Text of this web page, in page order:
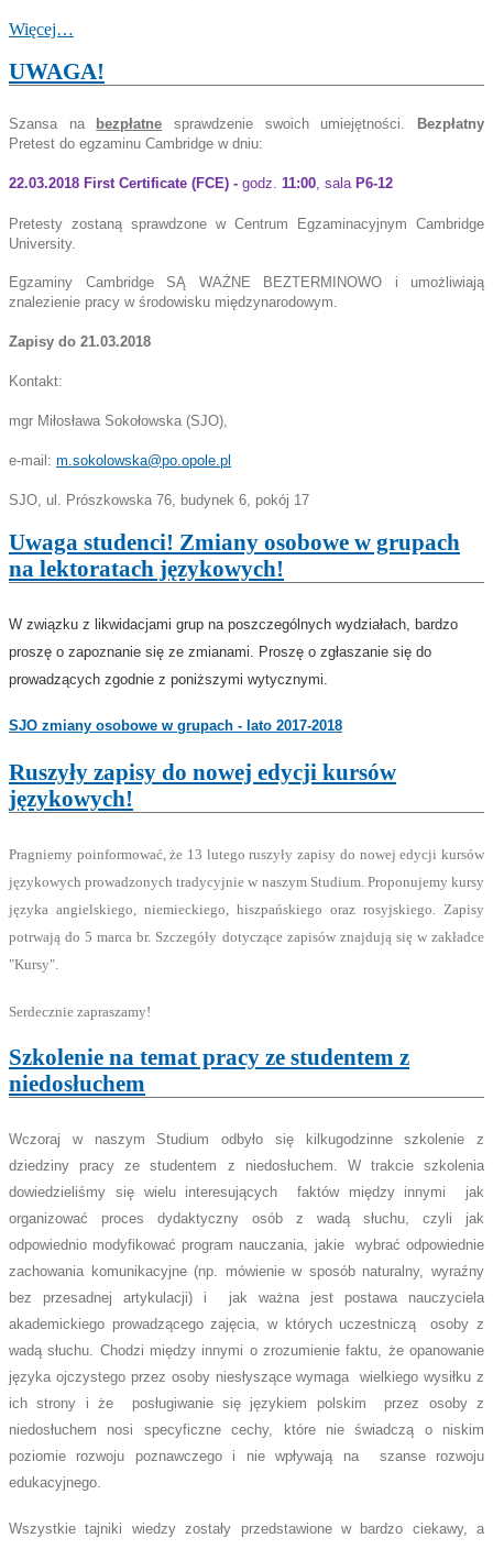
Więcej…
UWAGA!
Szansa na bezpłatne sprawdzenie swoich umiejętności.
Bezpłatny
Pretest do egzaminu Cambridge w dniu:
22.03.2018 First Certificate (FCE) - godz. 11:00, sala P6-12
Pretesty zostaną sprawdzone w Centrum Egzaminacyjnym Cambridge
University.
Egzaminy Cambridge SĄ WAŻNE BEZTERMINOWO i umożliwiają
znalezienie pracy w środowisku międzynarodowym.
Zapisy do 21.03.2018
Kontakt:
mgr Miłosława Sokołowska (SJO),
e-mail: m.sokolowska@po.opole.pl
SJO, ul. Prószkowska 76, budynek 6, pokój 17
Uwaga studenci! Zmiany osobowe w grupach
na lektoratach językowych!
W związku z likwidacjami grup na poszczególnych wydziałach, bardzo
proszę o zapoznanie się ze zmianami. Proszę o zgłaszanie się do
prowadzących zgodnie z poniższymi wytycznymi
SJO zmiany osobowe w grupach - lato 2017-2018
Ruszyły zapisy do nowej edycji kursów
językowych!
Pragniemy poinformować, że 13 lutego ruszyły zapisy do nowej edycji kursów
językowych prowadzonych tradycyjnie w naszym Studium. Proponujemy kursy
języka angielskiego, niemieckiego, hiszpańskiego oraz rosyjskiego. Zapisy
potrwają do 5 marca br. Szczegóły dotyczące zapisów znajdują się w zakładce
"Kursy".
Serdecznie zapraszamy!
Szkolenie na temat pracy ze studentem z
niedosłuchem
Wczoraj w naszym Studium odbyło się kilkugodzinne szkolenie z
dziedziny pracy ze studentem z niedosłuchem. W trakcie szkolenia
dowiedzieliśmy się wielu interesujących faktów między innymi jak
organizować proces dydaktyczny osób z wadą słuchu, czyli jak
odpowiednio modyfikować program nauczania, jakie wybrać odpowiednie
zachowania komunikacyjne (np. mówienie w sposób naturalny, wyraźny
bez przesadnej artykulacji) i jak ważna jest postawa nauczyciela
akademickiego prowadzącego zajęcia, w których uczestniczą osoby z
wadą słuchu. Chodzi między innymi o zrozumienie faktu, że opanowanie
języka ojczystego przez osoby niesłyszące wymaga wielkiego wysiłku z
ich strony i że posługiwanie się językiem polskim przez osoby z
niedosłuchem nosi specyficzne cechy, które nie świadczą o niskim
poziomie rozwoju poznawczego i nie wpływają na szanse rozwoju
edukacyjnego.
Wszystkie tajniki wiedzy zostały przedstawione w bardzo ciekawy, a